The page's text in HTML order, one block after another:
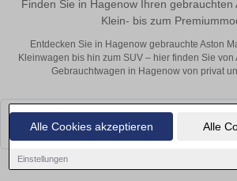
Alle Cookies akzeptieren Alle
Einstellungen
Finden Sie in Hagenow Ihren gebrauchten
Klein- bis zum
Entdecken Sie in Hagenow gebrauchte Aston
Kleinwagen bis hin zum SUV – hier finden Sie von
Gebrauchtwagen in Hagenow von privat
Leider konnten wir derzeit keine passenden Autos
bald wieder vorbei!